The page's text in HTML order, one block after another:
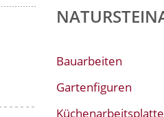
Bauarbeiten
Gartenfiguren